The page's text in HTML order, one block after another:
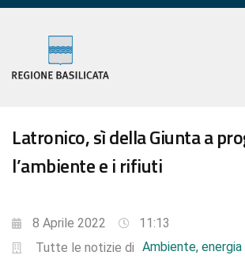
Latronico, sì della Giunta a
l’ambiente e i rifiuti
8 Aprile 2022
11:13
Tutte le notizie di Ambiente,